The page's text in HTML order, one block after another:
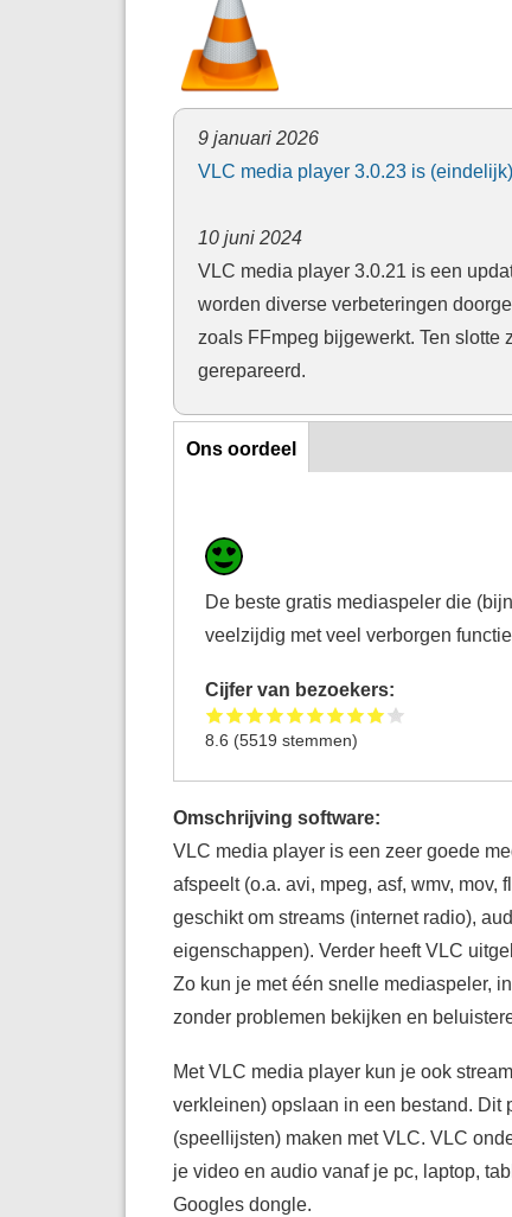
9 januari 2026
VLC media player 3.0.23 is
10 juni 2024
VLC media player 3.0.21 is een
worden diverse verbeteringen
zoals FFmpeg bijgewerkt. Ten
gerepareerd.
Ons oordeel
Ons oordeel
De beste gratis mediaspeler die
veelzijdig met veel verborgen
Cijfer van bezoekers:
8.6 (5519 stemmen)
Omschrijving software:
VLC media player is een zeer goede
afspeelt (o.a. avi, mpeg, asf, wmv,
geschikt om streams (internet radio),
eigenschappen). Verder heeft VLC
Zo kun je met één snelle mediaspeler,
zonder problemen bekijken en
Met VLC media player kun je ook
verkleinen) opslaan in een bestand. Dit
(speellijsten) maken met VLC. VLC
je video en audio vanaf je pc, laptop,
Googles dongle.